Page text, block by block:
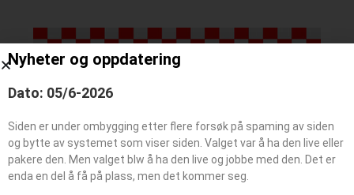
Legg igjen en kommentar
Nyheter og oppdatering
Dato: 05/6-2026
Siden er under ombygging etter flere forsøk på spaming av siden
og bytte av systemet som viser siden. Valget var å ha den live eller
pakere den. Men valget blw å ha den live og jobbe med den. Det er
enda en del å få på plass, men det kommer seg.